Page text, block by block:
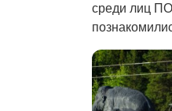
среди лиц